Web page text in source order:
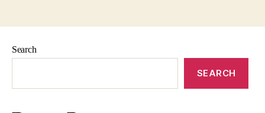
Search
SEARCH